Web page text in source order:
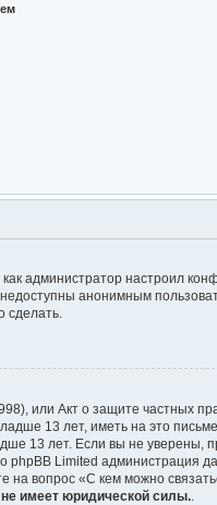
как администратор настроил
анонимным
сделать.
или Акт о защите частных
13 лет, иметь на это
13 лет. Если вы не уверены,
phpBB Limited администрация
на вопрос «С кем можно
имеет юридической силы.